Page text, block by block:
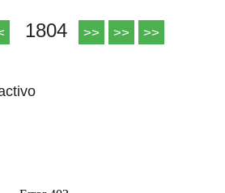
1804 >> >> >>